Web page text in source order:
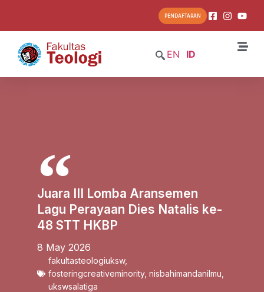
PENDAFTARAN
EN ID
Juara III Lomba Aransemen
Lagu Perayaan Dies Natalis ke-
48 STT HKBP
8 May 2026
fakultasteologiuksw,
fosteringcreativeminority, nisbahimandanilmu
ukswsalatiga